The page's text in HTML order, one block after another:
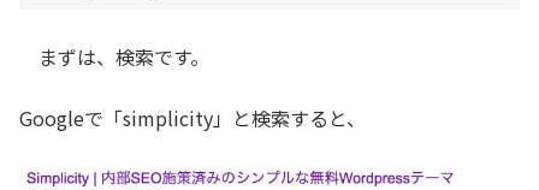
まずは、検索です。
Googleで「simplicity」と検索すると、